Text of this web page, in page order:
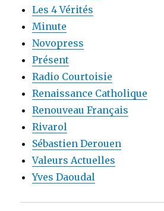
Les 4 Vérités
Minute
Novopress
Présent
Radio Courtoisie
Renaissance Catholique
Renouveau Français
Rivarol
Sébastien Derouen
Valeurs Actuelles
Yves Daoudal